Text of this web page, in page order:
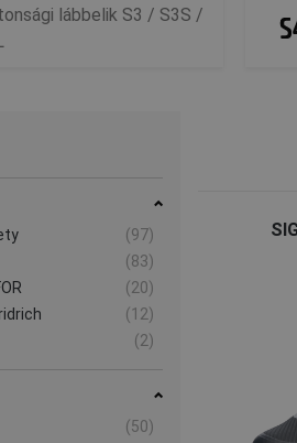
lábbelik S3 / S3S /
(97)
(83)
(20)
(12)
(2)
(50)